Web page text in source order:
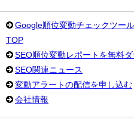
Google順位変動チェックツー
TOP
SEO順位変動レポートを無料
SEO関連ニュース
変動アラートの配信を申し込む
会社情報